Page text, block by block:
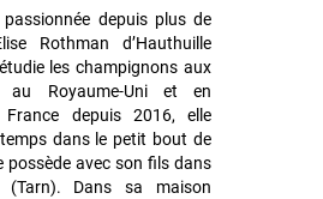
passionnée depuis plus de
Rothman d’Hauthuille
les champignons aux
au Royaume-Uni et en
France depuis 2016, elle
dans le petit bout de
possède avec son fils dans
(Tarn). Dans sa maison